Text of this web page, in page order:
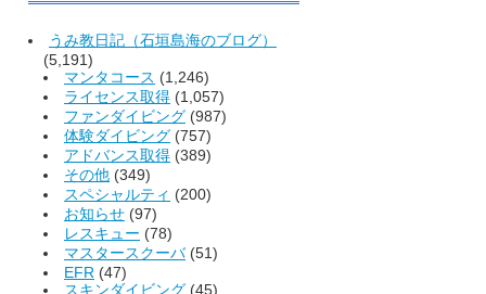
うみ教日記（石垣島海のブログ）
(5,191)
マンタコース (1,246)
ライセンス取得 (1,057)
ファンダイビング (987)
体験ダイビング (757)
アドバンス取得 (389)
その他 (349)
スペシャルティ (200)
お知らせ (97)
レスキュー (78)
マスタースクーバ(51)
EFR (47)
スキンダイビング (45)